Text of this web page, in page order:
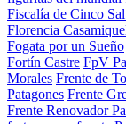
Fiscalía de Cinco
Florencia
Fogata por un Sueño
Fortín Castre FpV
Morales Frente de
Patagones Frente
Frente Renovador